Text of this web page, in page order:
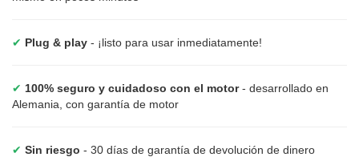
✔ Plug & play - ¡listo para usar inmediatamente!
✔ 100% seguro y cuidadoso con el motor- desarrollado en
Alemania, con garantía de motor
✔ Sin riesgo - 30 días de garantía de devolución de dinero